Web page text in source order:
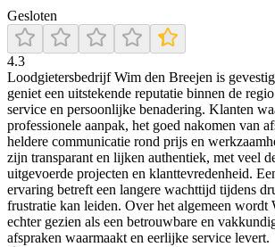
Gesloten
4.3
Loodgietersbedrijf Wim den Breejen is
geniet een uitstekende reputatie binnen de
service en persoonlijke benadering. Klanten
professionele aanpak, het goed nakomen van
heldere communicatie rond prijs en
zijn transparant en lijken authentiek, met veel
uitgevoerde projecten en klanttevredenheid.
ervaring betreft een langere wachttijd tijdens
frustratie kan leiden. Over het algemeen wordt
echter gezien als een betrouwbare en
afspraken waarmaakt en eerlijke service levert.